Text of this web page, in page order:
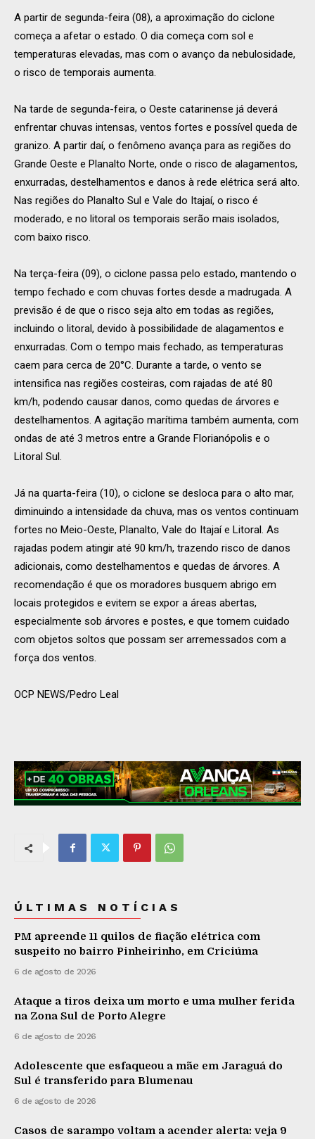
A partir de segunda-feira (08), a aproximação do ciclone
começa a afetar o estado. O dia começa com sol e
temperaturas elevadas, mas com o avanço da nebulosidade,
o risco de temporais aumenta.
Na tarde de segunda-feira, o Oeste catarinense já deverá
enfrentar chuvas intensas, ventos fortes e possível queda de
granizo. A partir daí, o fenômeno avança para as regiões do
Grande Oeste e Planalto Norte, onde o risco de alagamentos,
enxurradas, destelhamentos e danos à rede elétrica será alto.
Nas regiões do Planalto Sul e Vale do Itajaí, o risco é
moderado, e no litoral os temporais serão mais isolados,
com baixo risco.
Na terça-feira (09), o ciclone passa pelo estado, mantendo o
tempo fechado e com chuvas fortes desde a madrugada. A
previsão é de que o risco seja alto em todas as regiões,
incluindo o litoral, devido à possibilidade de alagamentos e
enxurradas. Com o tempo mais fechado, as temperaturas
caem para cerca de 20°C. Durante a tarde, o vento se
intensifica nas regiões costeiras, com rajadas de até 80
km/h, podendo causar danos, como quedas de árvores e
destelhamentos. A agitação marítima também aumenta, com
ondas de até 3 metros entre a Grande Florianópolis e o
Litoral Sul.
Já na quarta-feira (10), o ciclone se desloca para o alto mar,
diminuindo a intensidade da chuva, mas os ventos continuam
fortes no Meio-Oeste, Planalto, Vale do Itajaí e Litoral. As
rajadas podem atingir até 90 km/h, trazendo risco de danos
adicionais, como destelhamentos e quedas de árvores. A
recomendação é que os moradores busquem abrigo em
locais protegidos e evitem se expor a áreas abertas,
especialmente sob árvores e postes, e que tomem cuidado
com objetos soltos que possam ser arremessados com a
força dos ventos.
OCP NEWS/Pedro Leal
ÚLTIMAS NOTÍCIAS
PM apreende 11 quilos de fiação elétrica com
suspeito no bairro Pinheirinho, em Criciúma
6 de agosto de 2026
Ataque a tiros deixa um morto e uma mulher ferida
na Zona Sul de Porto Alegre
6 de agosto de 2026
Adolescente que esfaqueou a mãe em Jaraguá do
Sul é transferido para Blumenau
6 de agosto de 2026
Casos de sarampo voltam a acender alerta: veja 9